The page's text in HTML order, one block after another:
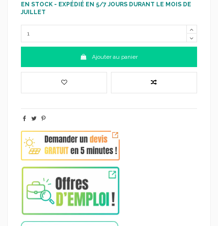
EN STOCK - EXPÉDIÉ EN 5/7 JOURS DURANT LE MOIS DE
JUILLET
Ajouter au panier